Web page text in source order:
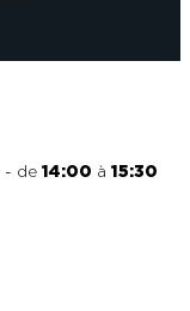
- de 14:00 à 15:30